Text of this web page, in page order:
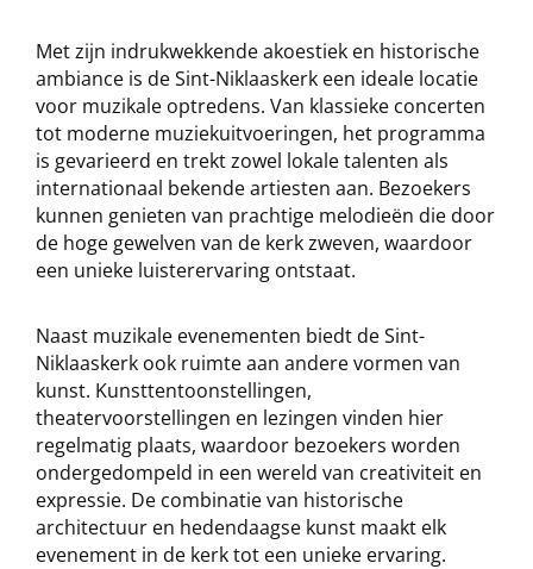
Met zijn indrukwekkende akoestiek en historische
ambiance is de Sint-Niklaaskerk een ideale locatie
voor muzikale optredens. Van klassieke concerten
tot moderne muziekuitvoeringen, het programma
is gevarieerd en trekt zowel lokale talenten als
internationaal bekende artiesten aan. Bezoekers
kunnen genieten van prachtige melodieën die door
de hoge gewelven van de kerk zweven, waardoor
een unieke luisterervaring ontstaat.
Naast muzikale evenementen biedt de Sint-
Niklaaskerk ook ruimte aan andere vormen van
kunst. Kunsttentoonstellingen,
theatervoorstellingen en lezingen vinden hier
regelmatig plaats, waardoor bezoekers worden
ondergedompeld in een wereld van creativiteit en
expressie. De combinatie van historische
architectuur en hedendaagse kunst maakt elk
evenement in de kerk tot een unieke ervaring.